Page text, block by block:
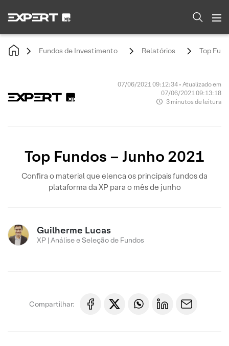
Fundos de Investimento Relatórios Top
07/06/2021 09:12:34 • Atualizado em
07/06/2021 09:13:18
3 minutos de leitura
Top Fundos – Junho 2021
Confira o material que elenca os principais fundos da
plataforma da XP para o mês de junho
Guilherme Lucas
XP | Análise e Seleção de Fundos
Compartilhar: